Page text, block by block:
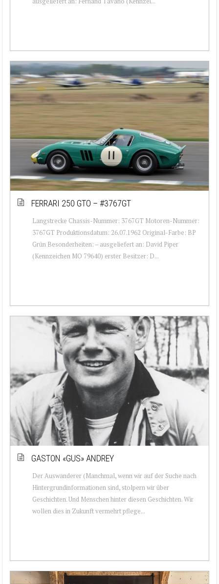
FERRARI 250 GTO – #3767GT
Langstrecke Chassis-Nummer: 3767GT Motoren-Nummer:
3767GT Produktionsdatum: 26.07.1962 Original-Farbe: BP
Grün Besonderheiten: – ausgeliefert an: David Piper
(Kennzeichen MO 79640) erster Besitzer: D...
GASTON «GUS» ANDREY
Der Auswanderer (Manchmal, wenn wir auf der Suche nach
Hintergrundinformationen sind, stolpern wir über
Geschichten. Und Menschen hinter diesen Geschichten. Wir
wollen dies in Zukunft vermehrt pflege...